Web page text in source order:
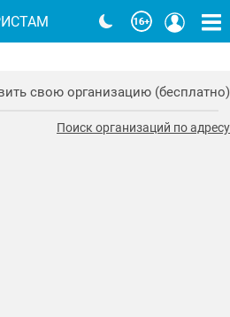
свою организацию (бесплатно)
Поиск организаций по адресу